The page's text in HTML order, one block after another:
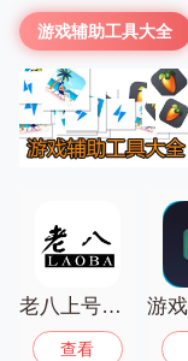
游戏辅助工具大全
老八上号器官网正版
查看